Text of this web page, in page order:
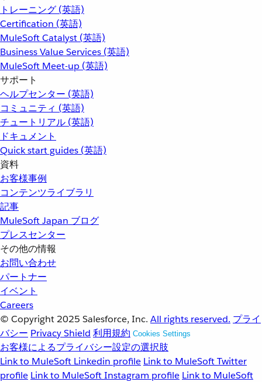
トレーニング (英語)
Certification (英語)
MuleSoft Catalyst (英語)
Business Value Services (英語)
MuleSoft Meet-up (英語)
サポート
ヘルプセンター (英語)
コミュニティ (英語)
チュートリアル (英語)
ドキュメント
Quick start guides (英語)
資料
お客様事例
コンテンツライブラリ
記事
MuleSoft Japan ブログ
プレスセンター
その他の情報
お問い合わせ
パートナー
イベント
Careers
© Copyright 2025 Salesforce, Inc. All rights reserved. プライ
バシー Privacy Shield 利用規約 Cookies Settings
お客様によるプライバシー設定の選択肢
Link to MuleSoft Linkedin profile Link to MuleSoft Twitter
profile Link to MuleSoft Instagram profile Link to MuleSoft